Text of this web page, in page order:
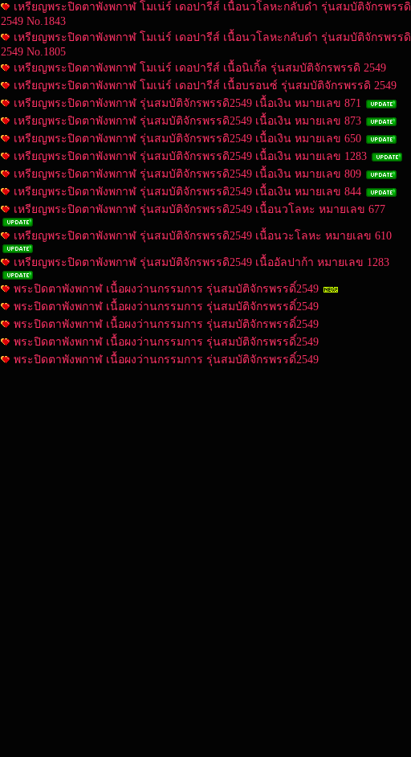
เหรียญพระปิดตาพังพกาฬ โมเน่ร์ เดอปารีส์ เนื้อนวโลหะกลับดำ รุ่นสมบัติจักรพรรดิ
2549 No.1843
เหรียญพระปิดตาพังพกาฬ โมเน่ร์ เดอปารีส์ เนื้อนวโลหะกลับดำ รุ่นสมบัติจักรพรรดิ
2549 No.1805
เหรียญพระปิดตาพังพกาฬ โมเน่ร์ เดอปารีส์ เนื้อนิเกิ้ล รุ่นสมบัติจักรพรรดิ 2549
เหรียญพระปิดตาพังพกาฬ โมเน่ร์ เดอปารีส์ เนื้อบรอนซ์ รุ่นสมบัติจักรพรรดิ 2549
เหรียญพระปิดตาพังพกาฬ รุ่นสมบัติจักรพรรดิ2549 เนื้อเงิน หมายเลข 871
เหรียญพระปิดตาพังพกาฬ รุ่นสมบัติจักรพรรดิ2549 เนื้อเงิน หมายเลข 873
เหรียญพระปิดตาพังพกาฬ รุ่นสมบัติจักรพรรดิ2549 เนื้อเงิน หมายเลข 650
เหรียญพระปิดตาพังพกาฬ รุ่นสมบัติจักรพรรดิ2549 เนื้อเงิน หมายเลข 1283
เหรียญพระปิดตาพังพกาฬ รุ่นสมบัติจักรพรรดิ2549 เนื้อเงิน หมายเลข 809
เหรียญพระปิดตาพังพกาฬ รุ่นสมบัติจักรพรรดิ2549 เนื้อเงิน หมายเลข 844
เหรียญพระปิดตาพังพกาฬ รุ่นสมบัติจักรพรรดิ2549 เนื้อนวโลหะ หมายเลข 677
เหรียญพระปิดตาพังพกาฬ รุ่นสมบัติจักรพรรดิ2549 เนื้อนวะโลหะ หมายเลข 610
เหรียญพระปิดตาพังพกาฬ รุ่นสมบัติจักรพรรดิ2549 เนื้ออัลปาก้า หมายเลข 1283
พระปิดตาพังพกาฬ เนื้อผงว่านกรรมการ รุ่นสมบัติจักรพรรดิ์2549
พระปิดตาพังพกาฬ เนื้อผงว่านกรรมการ รุ่นสมบัติจักรพรรดิ์2549
พระปิดตาพังพกาฬ เนื้อผงว่านกรรมการ รุ่นสมบัติจักรพรรดิ์2549
พระปิดตาพังพกาฬ เนื้อผงว่านกรรมการ รุ่นสมบัติจักรพรรดิ์2549
พระปิดตาพังพกาฬ เนื้อผงว่านกรรมการ รุ่นสมบัติจักรพรรดิ์2549